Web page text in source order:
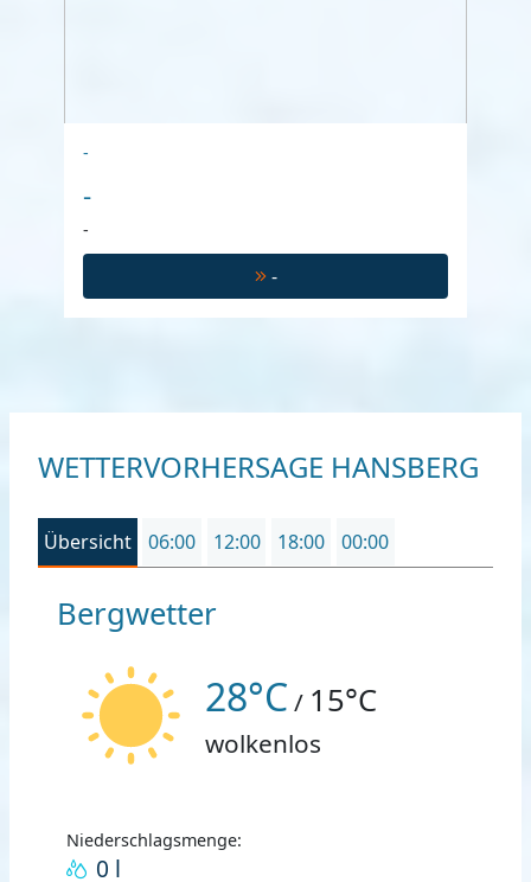
-
-
-
-
WETTERVORHERSAGE HANSBERG
Übersicht 06:00 12:00 18:00 00:00
Bergwetter
28°C / 15°C
wolkenlos
Niederschlagsmenge:
0 l